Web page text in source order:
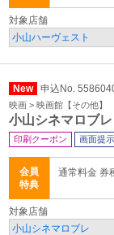
対象店舗
小山ハーヴェスト
New 申込No.
映画 > 映画館【その他】
小山シネマロブレ
印刷クーポン 画面提
会員
特典
通常料金 券
対象店舗
小山シネマロブレ